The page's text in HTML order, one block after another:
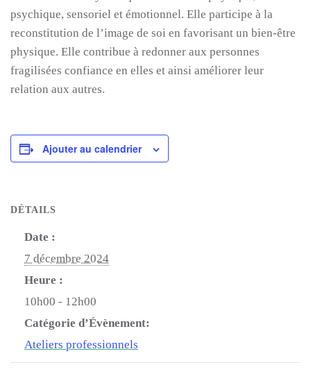
psychique, sensoriel et émotionnel. Elle participe à la
reconstitution de l’image de soi en favorisant un bien-être
physique. Elle contribue à redonner aux personnes
fragilisées confiance en elles et ainsi améliorer leur
relation aux autres.
Ajouter au calendrier
DÉTAILS
Date :
7 décembre 2024
Heure :
10h00 - 12h00
Catégorie d’Évènement:
Ateliers professionnels